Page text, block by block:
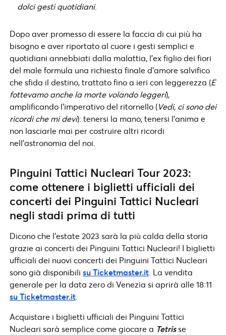
dolci gesti quotidiani.
Dopo aver promesso di essere la faccia di cui più ha
bisogno e aver riportato al cuore i gesti semplici e
quotidiani annebbiati dalla malattia, l’ex figlio dei fiori
del male formula una richiesta finale d’amore salvifico
che sfida il destino, trattato fino a ieri con leggerezza (E
fottevamo anche la morte volando leggeri),
amplificando l’imperativo del ritornello (Vedi, ci sono dei
ricordi che mi devi): tenersi la mano, tenersi l’anima e
non lasciarle mai per costruire altri ricordi
nell’astronomia del noi.
Pinguini Tattici Nucleari Tour 2023:
come ottenere i biglietti ufficiali dei
concerti dei Pinguini Tattici Nucleari
negli stadi prima di tutti
Dicono che l’estate 2023 sarà la più calda della storia
grazie ai concerti dei Pinguini Tattici Nucleari! I biglietti
ufficiali dei nuovi concerti dei Pinguini Tattici Nucleari
sono già disponibili su Ticketmaster.it . La vendita
generale per la data zero di Venezia si aprirà alle 18:11
su Ticketmaster.it
Acquistare i biglietti ufficiali dei Pinguini Tattici
Nucleari sarà semplice come giocare a Tetrisse